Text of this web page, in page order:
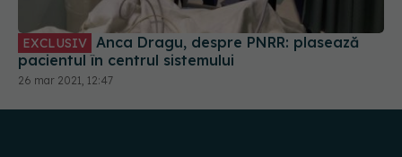
EXCLUSIV
pacientul în centrul sistemului
26 mar 2021, 12:47